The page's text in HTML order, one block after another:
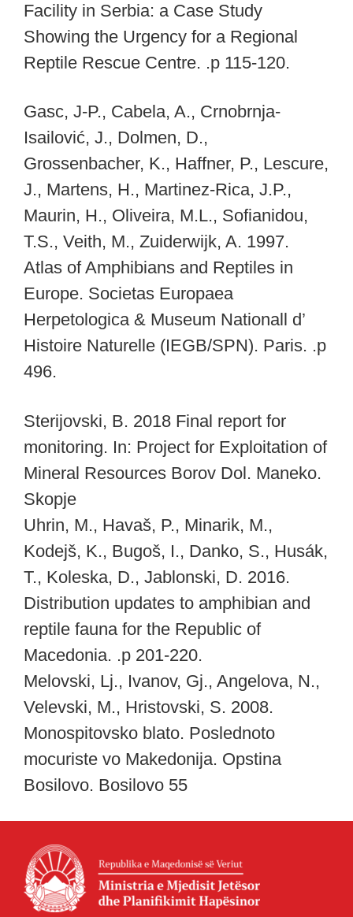
Facility in Serbia: a Case Study
Showing the Urgency for a Regional
Reptile Rescue Centre. .p 115-120.
Gasc, J-P., Cabela, A., Crnobrnja-
Isailović, J., Dolmen, D.,
Grossenbacher, K., Haffner, P., Lescure,
J., Martens, H., Martinez-Rica, J.P.,
Maurin, H., Oliveira, M.L., Sofianidou,
T.S., Veith, M., Zuiderwijk, A. 1997.
Atlas of Amphibians and Reptiles in
Europe. Societas Europaea
Herpetologica & Museum Nationall d’
Histoire Naturelle (IEGB/SPN). Paris. .p
496.
Sterijovski, B. 2018 Final report for
monitoring. In: Project for Exploitation of
Mineral Resources Borov Dol. Maneko.
Skopje
Uhrin, M., Havaš, P., Minarik, M.,
Kodejš, K., Bugoš, I., Danko, S., Husák,
T., Koleska, D., Jablonski, D. 2016.
Distribution updates to amphibian and
reptile fauna for the Republic of
Macedonia. .p 201-220.
Melovski, Lj., Ivanov, Gj., Angelova, N.,
Velevski, M., Hristovski, S. 2008.
Monospitovsko blato. Poslednoto
mocuriste vo Makedonija. Opstina
Bosilovo. Bosilovo 55